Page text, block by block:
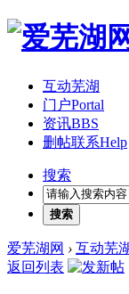
互动芜湖
门户Portal
资讯BBS
删帖联系Help
搜索
搜索
爱芜湖网 › 互动芜
返回列表